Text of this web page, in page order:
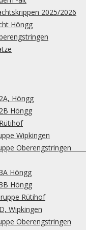
2025/2026
Höngg
Höngg
Höngg
Wipkingen
4, Gruppe
Höngg
Höngg
Rütihof
Wipkingen
Oberengstringen